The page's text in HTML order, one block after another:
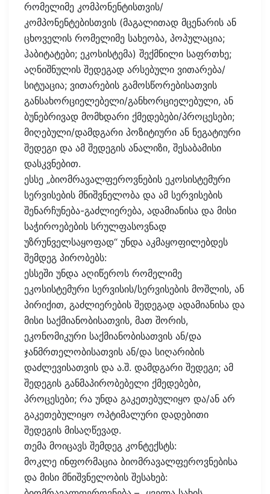
რომელიმე კომპონენტისთვის/
კომპონენტებისთვის (მაგალითად მცენარის ან
ცხოველის რომელიმე სახეობა, პოპულაცია;
ჰაბიტატები; ეკოსისტემა) შექმნილი საფრთხე;
აღნიშნულის შედეგად არსებული ვითარება/
სიტუაცია; ვითარების გამოსწორებისათვის
განსახორციელებელი/განხორციელებული, ან
ბუნებრივად მომხდარი ქმედებები/პროცესები;
მიღებული/დამდგარი პოზიტიური ან ნეგატიური
შედეგი და ამ შედეგის ანალიზი, შესაბამისი
დასკვნებით.
ესსე „ბიომრავალფეროვნების ეკოსისტემური
სერვისების მნიშვნელობა და ამ სერვისების
შენარჩუნება-გაძლიერება, ადამიანისა და მისი
საჭიროებების სრულფასოვნად
უზრუნველსაყოფად“ უნდა აკმაყოფილებდეს
შემდეგ პირობებს:
ესსეში უნდა აღიწეროს რომელიმე
ეკოსისტემური სერვისის/სერვისების მოშლის, ან
პირიქით, გაძლიერების შედეგად ადამიანისა და
მისი საქმიანობისათვის, მათ შორის,
ეკონომიკური საქმიანობისათვის ან/და
ჯანმრთელობისათვის ან/და სიღარიბის
დაძლევისათვის და ა.შ. დამდგარი შედეგი; ამ
შედეგის განმაპირობებელი ქმედებები,
პროცესები; რა უნდა გაკეთებულიყო და/ან არ
გაკეთებულიყო ოპტიმალური დადებითი
შედეგის მისაღწევად.
თემა მოიცავს შემდეგ კონტექსტს:
მოკლე ინფორმაცია ბიომრავალფეროვნებისა
და მისი მნიშვნელობის შესახებ: